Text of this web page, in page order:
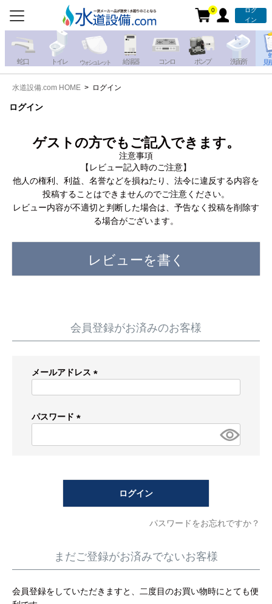
0
ログ
イン
蛇 口 トイレ ウォシュレット 給湯器 コンロ ポンプ 洗面所
見
お電話での注文・お見積も
承っております!!
写真を送る
蛇 口 トイレ
ウォシュレッ
給湯器 コンロ
洗面台
トイレ（便器）の交換はこちら
工事について
水道設備.com HOME ログイン
ログイン
ゲストの方でもご記入できます。
注意事項
【レビュー記入時のご注意】
他人の権利、利益、名誉などを損ねたり、法令に違反する内容を
投稿することはできませんのでご注意ください。
レビュー内容が不適切と判断した場合は、予告なく投稿を削除す
る場合がございます。
レビューを書く
会員登録がお済みのお客様
メールアドレス
パスワード
須)
ログイン
パスワードをお忘れですか？
まだご登録がお済みでないお客様
会員登録をしていただきますと、二度目のお買い物時にとても便